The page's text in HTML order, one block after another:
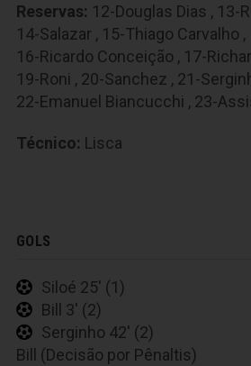
Reservas: 12-Douglas Dias , 13-
14-Salazar , 15-Thiago Carvalho ,
16-Ricardo Conceição , 17-
19-Roni , 20-Sanchez , 21-
22-Emanuel Biancucchi , 23-
Técnico: Lisca
GOLS
Siloé 25' (1)
Bill 3' (2)
Serginho 42' (2)
Bill (Decisão por Pênaltis)